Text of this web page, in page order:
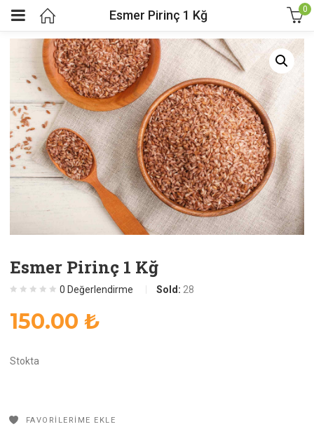
(Gıda)
(Aromaterapi)
(Bakım)
(Temizlik)
(Tekstil)
Esmer Pirinç 1 Kğ 0
Esmer Pirinç 1 Kğ
0 Değerlendirme Sold: 28
150.00 ₺
Stokta
FAVORILERIME EKLE